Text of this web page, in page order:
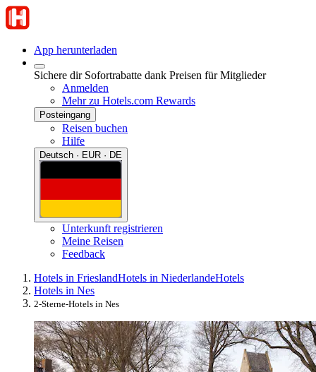
App herunterladen
Sichere dir Sofortrabatte dank Preisen für Mitglieder
Anmelden
Mehr zu Hotels.com Rewards
Posteingang
Reisen buchen
Hilfe
Deutsch · EUR · DE
Unterkunft registrieren
Meine Reisen
Feedback
Hotels in FrieslandHotels in NiederlandeHotels
Hotels in Nes
2-Sterne-Hotels in Nes